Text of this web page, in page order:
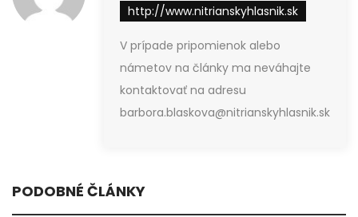
http://www.nitrianskyhlasnik.sk
V prípade pripomienok alebo
námetov na články ma neváhajte
kontaktovať na adresu
barbora.blaskova@nitrianskyhlasnik.sk
PODOBNÉ ČLÁNKY